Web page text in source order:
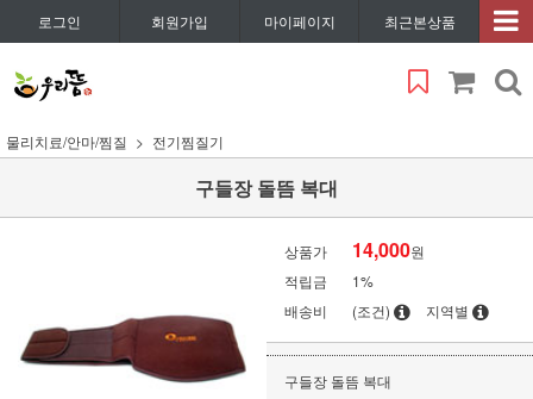
로그인 회원가입 마이페이지 최근본상품
물리치료/안마/찜질 전기찜질기
구들장 돌뜸 복대
상품가 14,000원
적립금
1%
배송비
(조건) 지역별
구들장 돌뜸 복대